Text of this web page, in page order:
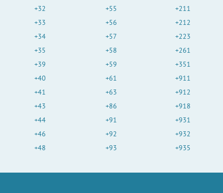
+32
+33
+34
+35
+39
+40
+41
+43
+44
+46
+48
+55
+56
+57
+58
+59
+61
+63
+86
+91
+92
+93
+211
+212
+223
+261
+351
+911
+912
+918
+931
+932
+935